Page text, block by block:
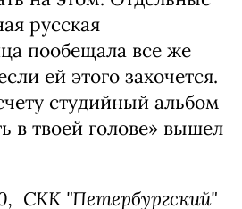
в Петербурге в
человек». В
призналась, что это ее
но она не хотела
на этом. Отдельные